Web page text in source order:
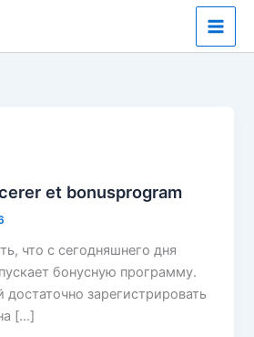
et bonusprogram
что с сегодняшнего дня
бонусную программу.
достаточно зарегистрировать
[…]